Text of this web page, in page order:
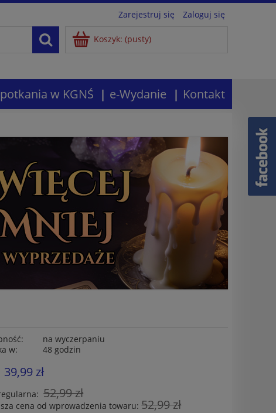
Zarejestruj się Zaloguj się
Koszyk: (pusty)
w KGNŚ e-Wydanie Kontakt
na wyczerpaniu
w:
48 godzin
39,99 zł
52,99 zł
cena od wprowadzenia towaru:52,99 zł